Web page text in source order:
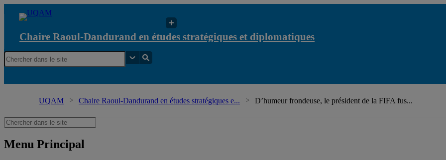
Chaire Raoul-Dandurand en études stratégiques et diplomatiques
UQAM Chaire Raoul-Dandurand en études stratégiques e... D’humeur frondeuse, le président de la FIFA fus...
Menu Principal